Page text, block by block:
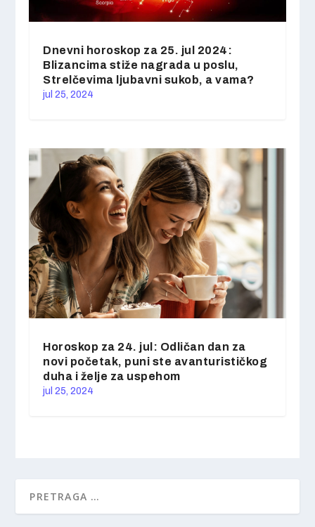
Dnevni horoskop za 25. jul 2024:
Blizancima stiže nagrada u poslu,
Strelčevima ljubavni sukob, a vama?
jul 25, 2024
Horoskop za 24. jul: Odličan dan za
novi početak, puni ste avanturističkog
duha i želje za uspehom
jul 25, 2024